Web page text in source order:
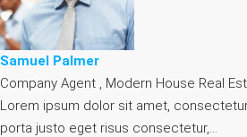
Samuel Palmer
Company Agent , Modern House Real
Lorem ipsum dolor sit amet,
porta justo eget risus consectetur,…